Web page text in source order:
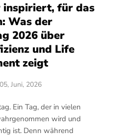
inspiriert, für das
Was der
2026 über
und Life
zeigt
05, Juni, 2026
Ein Tag, der in vielen
wird und
ist. Denn während